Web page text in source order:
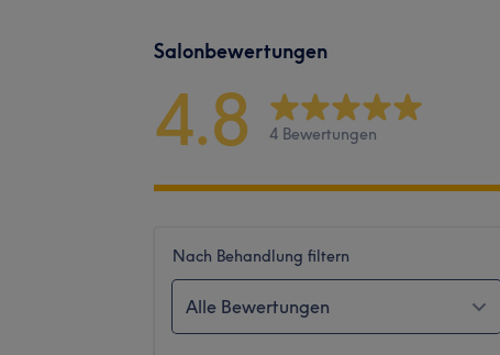
Salonbewertungen
4.8 4 Bewertungen
Nach Behandlung filtern
Alle Bewertungen